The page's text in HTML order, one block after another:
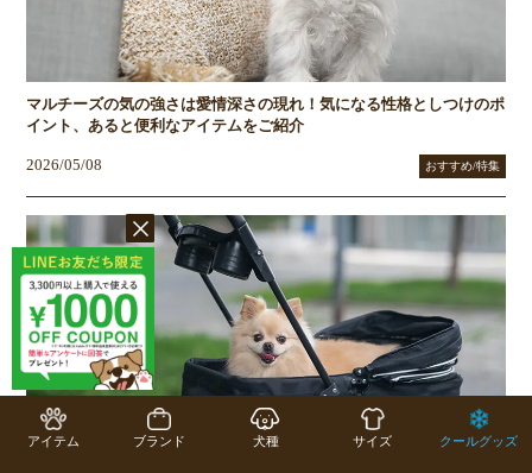
アイテム ブランド 犬種 サイズ クールグッズ
マルチーズの気の強さは愛情深さの現れ！気になる性格としつけのポ
イント、あると便利なアイテムをご紹介
2026/05/08 おすすめ/特集